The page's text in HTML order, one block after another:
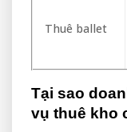
Thuê ballet
Tại sao
vụ thuê kho